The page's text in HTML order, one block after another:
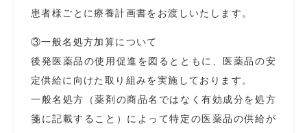
患者様ごとに療養計画書をお渡しいたします。
③一般名処方加算について
後発医薬品の使用促進を図るとともに、医薬品の安
定供給に向けた取り組みを実施しております。
一般名処方（薬剤の商品名ではなく有効成分を処方
箋に記載すること）によって特定の医薬品の供給が